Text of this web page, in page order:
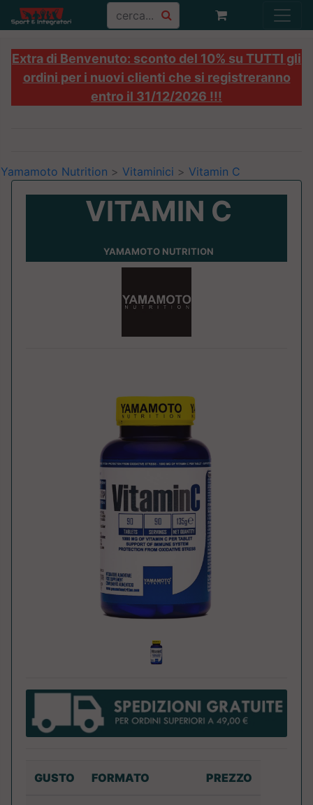
Extra di Benvenuto: sconto del 10% su TUTTI gli
ordini per i nuovi clienti che si registreranno
entro il 31/12/2026 !!!
Yamamoto Nutrition > Vitaminici > Vitamin C
VITAMIN C
YAMAMOTO NUTRITION
GUSTO FORMATO PREZZO